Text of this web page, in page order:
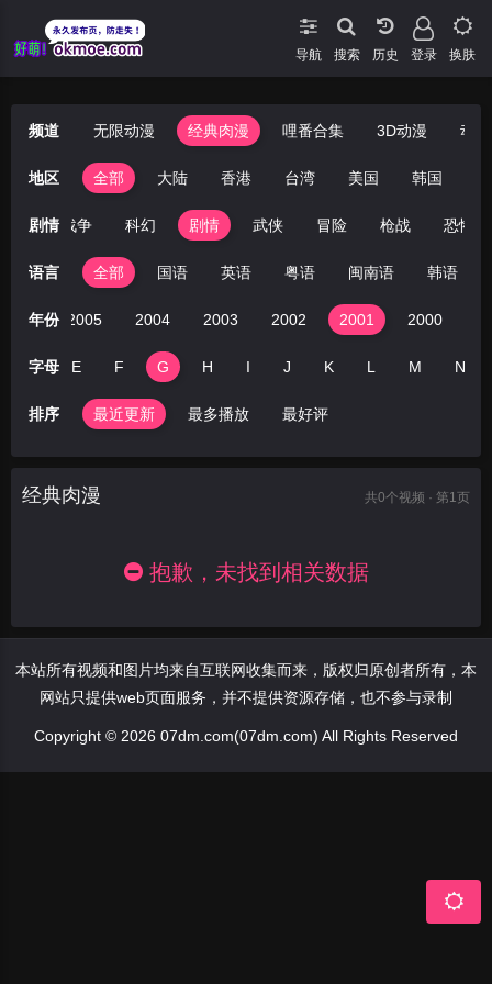
导航 搜索 登录 换肤
频道 无限动漫 经典肉漫 哩番合集 3D动漫 动
地区 全部 大陆 香港 台湾 美国 韩国
剧情 战争 科幻 剧情 武侠 冒险 枪战 恐怖
语言 全部 国语 英语 粤语 闽南语 韩语
年份
2006 2005 2004 2003 2002 2001 2000
字母
D E F G H I J K L M N
排序 最近更新 最多播放 最好评
经典肉漫 共0个视频 · 第1页
抱歉，未找到相关数据
本站所有视频和图片均来自互联网收集而来，版权归原创者所有，本
网站只提供web页面服务，并不提供资源存储，也不参与录制
Copyright © 2026 07dm.com(07dm.com) All Rights Reserved